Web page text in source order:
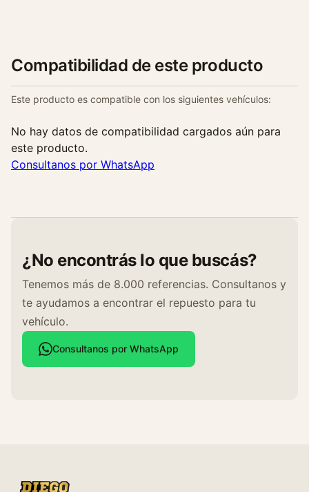
Compatibilidad de este producto
Este producto es compatible con los siguientes vehículos:
No hay datos de compatibilidad cargados aún para
este producto.
Consultanos por WhatsApp
¿No encontrás lo que buscás?
Tenemos más de 8.000 referencias. Consultanos y
te ayudamos a encontrar el repuesto para tu
vehículo.
Consultanos por WhatsApp